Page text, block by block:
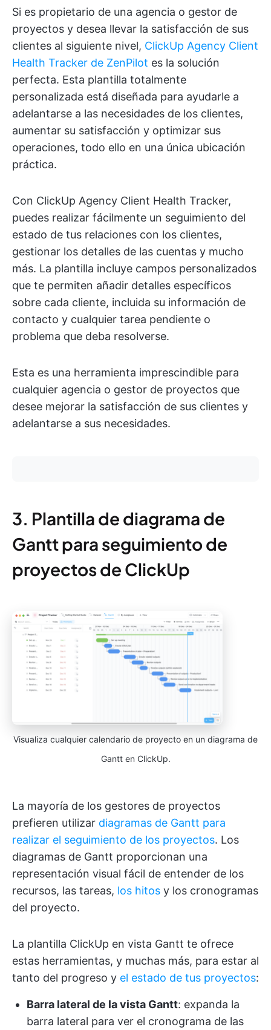
Si es propietario de una agencia o gestor de
proyectos y desea llevar la satisfacción de sus
clientes al siguiente nivel, ClickUp Agency Client
Health Tracker de ZenPilot es la solución
perfecta. Esta plantilla totalmente
personalizada está diseñada para ayudarle a
adelantarse a las necesidades de los clientes,
aumentar su satisfacción y optimizar sus
operaciones, todo ello en una única ubicación
práctica.
Con ClickUp Agency Client Health Tracker,
puedes realizar fácilmente un seguimiento del
estado de tus relaciones con los clientes,
gestionar los detalles de las cuentas y mucho
más. La plantilla incluye campos personalizados
que te permiten añadir detalles específicos
sobre cada cliente, incluida su información de
contacto y cualquier tarea pendiente o
problema que deba resolverse.
Esta es una herramienta imprescindible para
cualquier agencia o gestor de proyectos que
desee mejorar la satisfacción de sus clientes y
adelantarse a sus necesidades.
3. Plantilla de diagrama de
Gantt para seguimiento de
proyectos de ClickUp
Visualiza cualquier calendario de proyecto en un diagrama de
Gantt en ClickUp.
La mayoría de los gestores de proyectos
prefieren utilizar diagramas de Gantt para
realizar el seguimiento de los proyectos. Los
diagramas de Gantt proporcionan una
representación visual fácil de entender de los
recursos, las tareas, los hitos y los cronogramas
del proyecto.
La plantilla ClickUp en vista Gantt te ofrece
estas herramientas, y muchas más, para estar al
tanto del progreso y el estado de tus proyectos:
Barra lateral de la vista Gantt: expanda la
barra lateral para ver el cronograma de las